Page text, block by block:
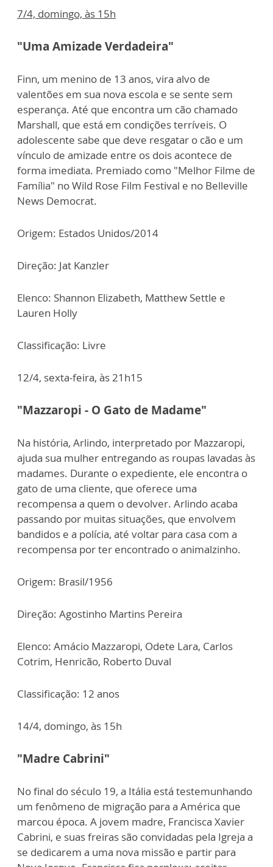
7/4, domingo, às 15h
"Uma Amizade Verdadeira"
Finn, um menino de 13 anos, vira alvo de
valentões em sua nova escola e se sente sem
esperança. Até que encontra um cão chamado
Marshall, que está em condições terríveis. O
adolescente sabe que deve resgatar o cão e um
vínculo de amizade entre os dois acontece de
forma imediata. Premiado como "Melhor Filme de
Família" no Wild Rose Film Festival e no Belleville
News Democrat.
Origem: Estados Unidos/2014
Direção: Jat Kanzler
Elenco: Shannon Elizabeth, Matthew Settle e
Lauren Holly
Classificação: Livre
12/4, sexta-feira, às 21h15
"Mazzaropi - O Gato de Madame"
Na história, Arlindo, interpretado por Mazzaropi,
ajuda sua mulher entregando as roupas lavadas às
madames. Durante o expediente, ele encontra o
gato de uma cliente, que oferece uma
recompensa a quem o devolver. Arlindo acaba
passando por muitas situações, que envolvem
bandidos e a polícia, até voltar para casa com a
recompensa por ter encontrado o animalzinho.
Origem: Brasil/1956
Direção: Agostinho Martins Pereira
Elenco: Amácio Mazzaropi, Odete Lara, Carlos
Cotrim, Henricão, Roberto Duval
Classificação: 12 anos
14/4, domingo, às 15h
"Madre Cabrini"
No final do século 19, a Itália está testemunhando
um fenômeno de migração para a América que
marcou época. A jovem madre, Francisca Xavier
Cabrini, e suas freiras são convidadas pela Igreja a
se dedicarem a uma nova missão e partir para